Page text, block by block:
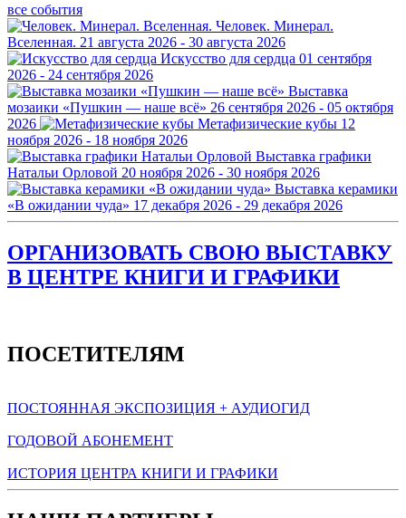
все события
Человек. Минерал.
Вселенная. 21 августа 2026 - 30 августа 2026
Искусство для сердца 01 сентября
2026 - 24 сентября 2026
Выставка
мозаики «Пушкин — наше всё» 26 сентября 2026 - 05 октября
2026
Метафизические кубы 12
ноября 2026 - 18 ноября 2026
Выставка графики
Натальи Орловой 20 ноября 2026 - 30 ноября 2026
Выставка керамики
«В ожидании чуда» 17 декабря 2026 - 29 декабря 2026
ОРГАНИЗОВАТЬ СВОЮ ВЫСТАВКУ
В ЦЕНТРЕ КНИГИ И ГРАФИКИ
ПОСЕТИТЕЛЯМ
ПОСТОЯННАЯ ЭКСПОЗИЦИЯ + АУДИОГИД
ГОДОВОЙ АБОНЕМЕНТ
ИСТОРИЯ ЦЕНТРА КНИГИ И ГРАФИКИ